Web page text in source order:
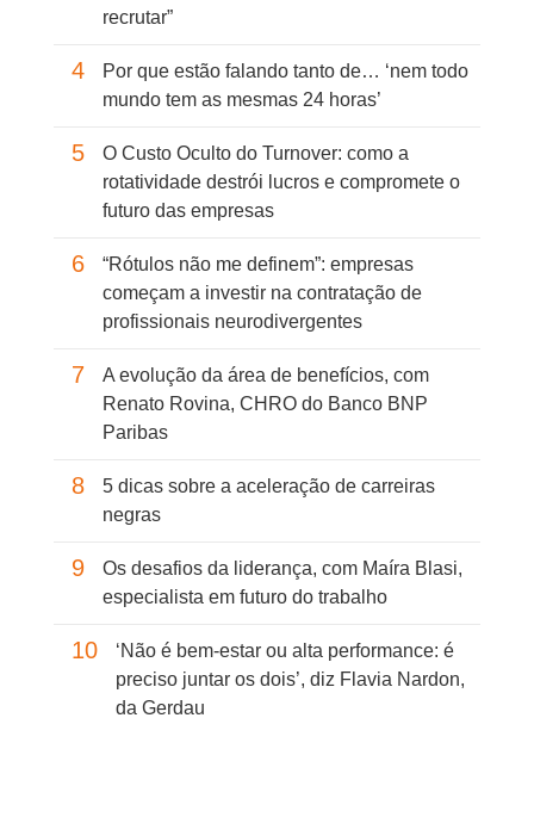
recrutar”
4
Por que estão falando tanto de… ‘nem todo
mundo tem as mesmas 24 horas’
5
O Custo Oculto do Turnover: como a
rotatividade destrói lucros e compromete o
futuro das empresas
6
“Rótulos não me definem”: empresas
começam a investir na contratação de
profissionais neurodivergentes
7
A evolução da área de benefícios, com
Renato Rovina, CHRO do Banco BNP
Paribas
8
5 dicas sobre a aceleração de carreiras
negras
9
Os desafios da liderança, com Maíra Blasi,
especialista em futuro do trabalho
10
‘Não é bem-estar ou alta performance: é
preciso juntar os dois’, diz Flavia Nardon,
da Gerdau